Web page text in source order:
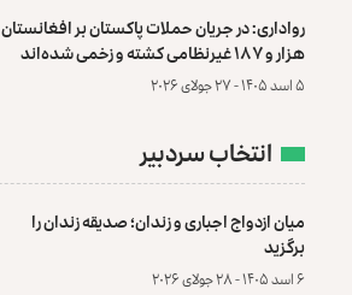
رواداری: در جریان حملات پاکستان بر افغانستان
هزار و ۱۸۷ غیرنظامی کشته و زخمی شده‌اند
۵ اسد ۱۴۰۵ - ۲۷ جولای ۲۰۲۶
انتخاب سردبیر
میان ازدواج اجباری و زندان؛ صدیقه زندان را
برگزید
۶ اسد ۱۴۰۵ - ۲۸ جولای ۲۰۲۶